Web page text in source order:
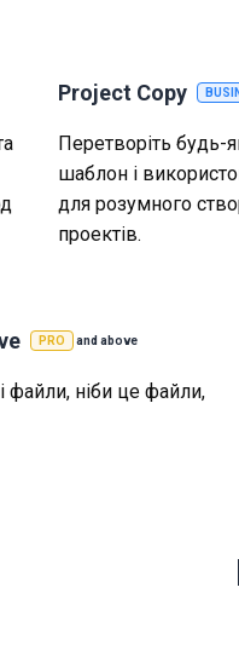
Project Copy
Перетворіть будь-
шаблон і
для розумного
проектів.
PRO and above
файли, ніби це файли,